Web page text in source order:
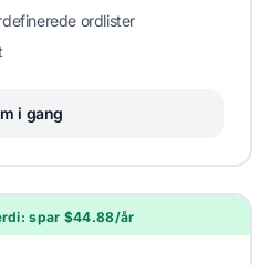
ordlister
i gang
spar $44.88/år